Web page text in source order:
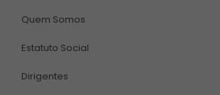
Quem Somos
Estatuto Social
Dirigentes